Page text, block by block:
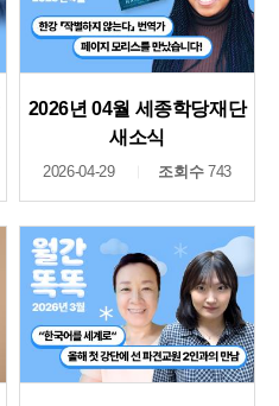
2026년 04월 세종학당재단
새소식
2026-04-29 조회수743